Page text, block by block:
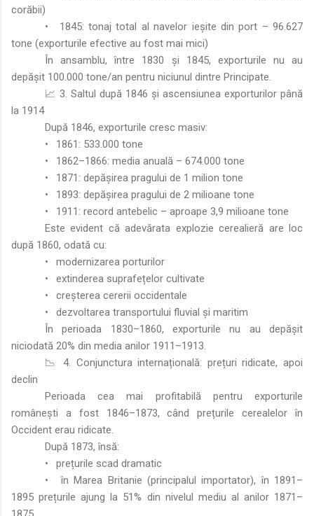
corăbii)
•
1845: tonaj total al navelor ieșite din port – 96.627
tone (exporturile efective au fost mai mici)
În ansamblu, între 1830 și 1845, exporturile nu au
depășit 100.000 tone/an pentru niciunul dintre Principate.
📈 3. Saltul după 1846 și ascensiunea exporturilor până
la 1914
După 1846, exporturile cresc masiv:
•
1861: 533.000 tone
•
1862–1866: media anuală – 674.000 tone
•
1871: depășirea pragului de 1 milion tone
•
1893: depășirea pragului de 2 milioane tone
•
1911: record antebelic – aproape 3,9 milioane tone
Este evident că adevărata explozie cerealieră are loc
după 1860, odată cu:
•
modernizarea porturilor
•
extinderea suprafețelor cultivate
•
creșterea cererii occidentale
•
dezvoltarea transportului fluvial și maritim
În perioada 1830–1860, exporturile nu au depășit
niciodată 20% din media anilor 1911–1913.
📉 4. Conjunctura internațională: prețuri ridicate, apoi
declin
Perioada cea mai profitabilă pentru exporturile
românești a fost 1846–1873, când prețurile cerealelor în
Occident erau ridicate.
După 1873, însă:
•
prețurile scad dramatic
•
în Marea Britanie (principalul importator), în 1891–
1895 prețurile ajung la 51% din nivelul mediu al anilor 1871–